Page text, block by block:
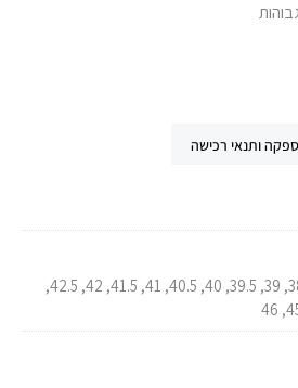
ותנאי רכישה
36, 36.5, 37, 37.5, 38, 38.5, 39, 39.5, 40, 40.5, 41, 41.5, 42, 42.5,